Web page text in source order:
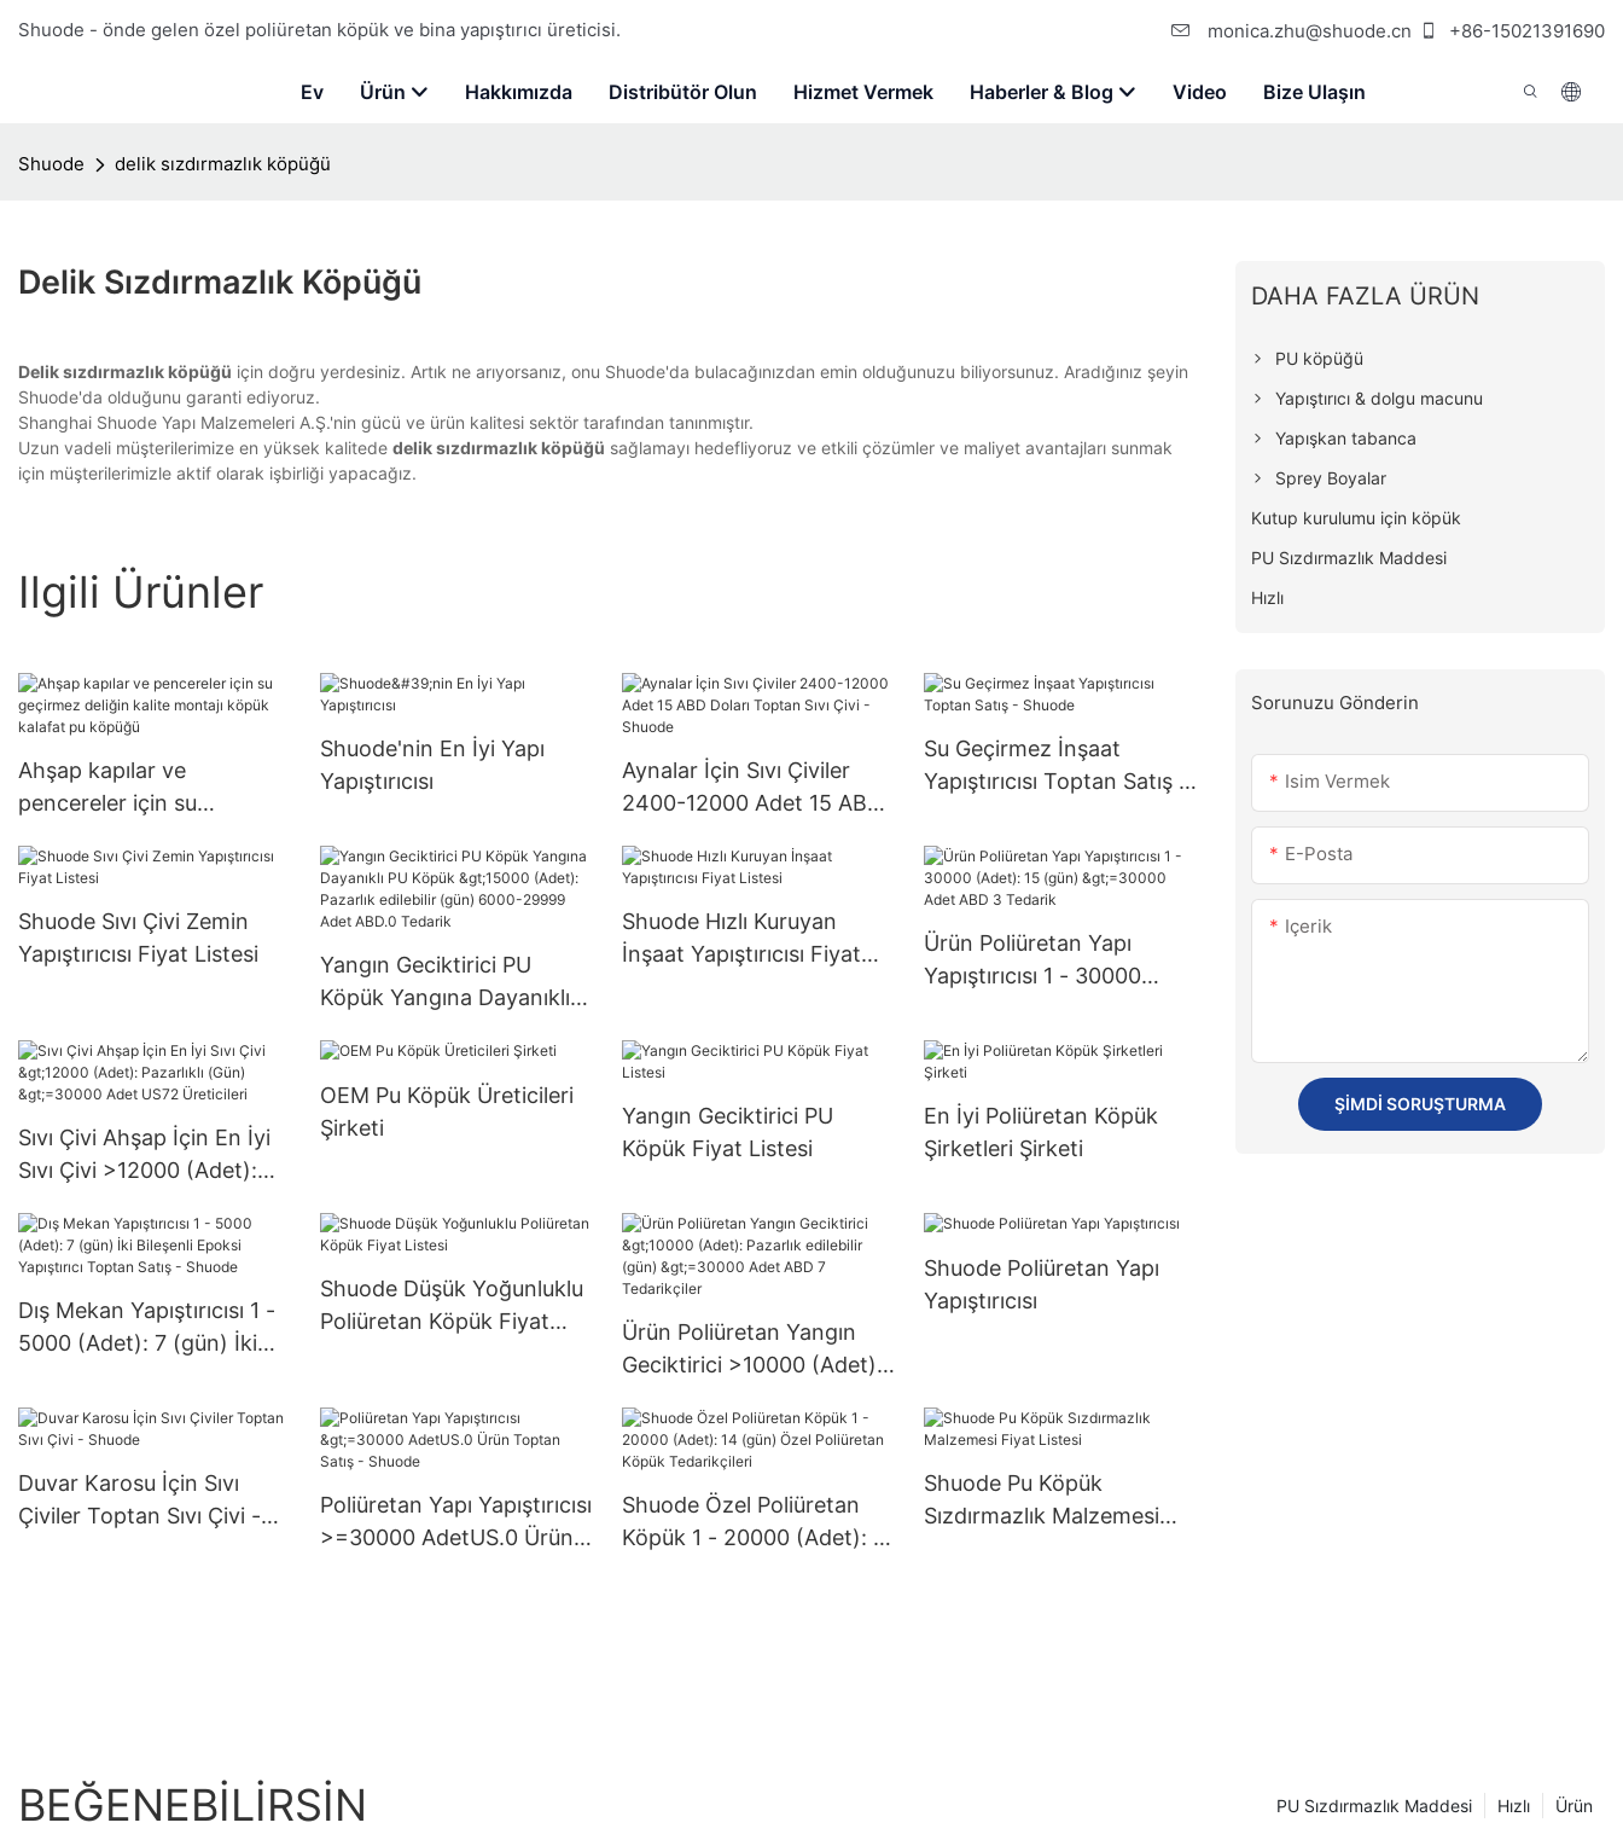
Shuode - önde gelen özel poliüretan köpük ve bina yapıştırıcı üreticisi. monica.zhu@shuode.cn +86-15021391690
Ev Ürün Hakkımızda Distribütör Olun Hizmet Vermek Haberler & Blog Video Bize Ulaşın
Shuode delik sızdırmazlık köpüğü
Delik Sızdırmazlık Köpüğü
Delik sızdırmazlık köpüğü için doğru yerdesiniz. Artık ne arıyorsanız, onu Shuode'da bulacağınızdan emin olduğunuzu biliyorsunuz. Aradığınız şeyin
Shuode'da olduğunu garanti ediyoruz.
Shanghai Shuode Yapı Malzemeleri A.Ş.'nin gücü ve ürün kalitesi sektör tarafından tanınmıştır.
Uzun vadeli müşterilerimize en yüksek kalitede delik sızdırmazlık köpüğü sağlamayı hedefliyoruz ve etkili çözümler ve maliyet avantajları sunmak
için müşterilerimizle aktif olarak işbirliği yapacağız.
Ilgili Ürünler
Ahşap kapılar ve
pencereler için su
montajı köpük kalafat pu
Shuode'nin En İyi Yapı
Yapıştırıcısı
Aynalar İçin Sıvı Çiviler
2400-12000 Adet 15 ABD
Shuode
Su Geçirmez İnşaat
Yapıştırıcısı Toptan Satış -
Shuode Sıvı Çivi Zemin
Yapıştırıcısı Fiyat Listesi
Yangın Geciktirici PU
Köpük Yangına Dayanıklı
Pazarlık edilebilir (gün)
6000-29999 Adet ABD.0
Tedarik
Shuode Hızlı Kuruyan
İnşaat Yapıştırıcısı Fiyat
Ürün Poliüretan Yapı
Yapıştırıcısı 1 - 30000
Adet ABD 3 Tedarik
Sıvı Çivi Ahşap İçin En İyi
Sıvı Çivi >12000 (Adet):
Adet US72 Üreticileri
OEM Pu Köpük Üreticileri
Şirketi
Yangın Geciktirici PU
Köpük Fiyat Listesi
En İyi Poliüretan Köpük
Şirketleri Şirketi
Dış Mekan Yapıştırıcısı 1 -
5000 (Adet): 7 (gün) İki
Toptan Satış - Shuode
Shuode Düşük Yoğunluklu
Poliüretan Köpük Fiyat
Ürün Poliüretan Yangın
Geciktirici >10000 (Adet):
>=30000 Adet ABD 7
Tedarikçiler
Shuode Poliüretan Yapı
Yapıştırıcısı
Duvar Karosu İçin Sıvı
Çiviler Toptan Sıvı Çivi -
Poliüretan Yapı Yapıştırıcısı
>=30000 AdetUS.0 Ürün
Shuode Özel Poliüretan
Köpük 1 - 20000 (Adet): 14
Shuode Pu Köpük
Sızdırmazlık Malzemesi
DAHA FAZLA ÜRÜN
PU köpüğü
Yapıştırıcı & dolgu macunu
Yapışkan tabanca
Sprey Boyalar
Kutup kurulumu için köpük
PU Sızdırmazlık Maddesi
Hızlı
Sorunuzu Gönderin
Isim Vermek
E-Posta
Içerik
ŞIMDI SORUŞTURMA
BEĞENEBILIRSIN Ürün
Hızlı
PU Sızdırmazlık Maddesi